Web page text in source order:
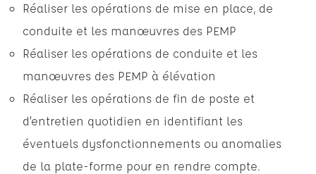
Réaliser les opérations de mise en place, de
conduite et les manœuvres des PEMP
Réaliser les opérations de conduite et les
manœuvres des PEMP à élévation
Réaliser les opérations de fin de poste et
d’entretien quotidien en identifiant les
éventuels dysfonctionnements ou anomalies
de la plate-forme pour en rendre compte.